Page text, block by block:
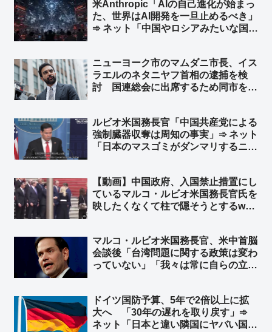
米Anthropic「AIの自己進化が始まっ
た、世界はAI開発を一旦止めるべき」
➾ ネット「中国やロシアみたいな国が
ニューヨーク市のマムダニ市長、イス
ラエルのネタニヤフ首相の逮捕を検
討 国連総会に出席するため同市を訪
いよね？」
ルビオ米国務長官「中国共産党による
強制臓器収奪は周知の事実」➾ ネット
「日本のマスゴミがダンマリするニュ
【動画】中国政府、入国禁止措置にし
ているマルコ・ルビオ米国務長官氏を
映したくなくて柱で隠そうとするw
w」
マルコ・ルビオ米国務長官、米中首脳
会談後「台湾問題に関する政策は変わ
っていない」「我々は常に自らの立場
マスゴミさんによると、米中会談で日
本と台湾は梯子を外された設定なのに
ｗ」
ドイツ国防予算、5年で2倍以上に拡
大へ 「30年の遅れを取り戻す」➾
ネット「日本と違い隣国にヤバい国が